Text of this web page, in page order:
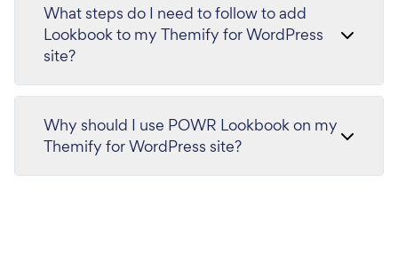
What steps do I need to follow to add
Lookbook to my Themify for WordPress
site?
Why should I use POWR Lookbook on my
Themify for WordPress site?